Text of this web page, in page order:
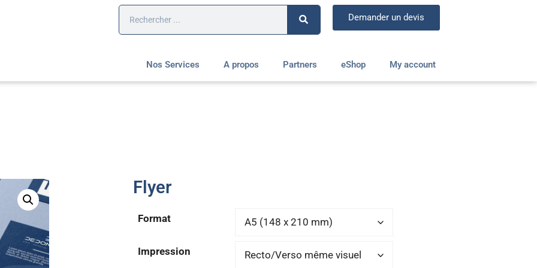
Demander un devis
Nos Services A propos Partners eShop My account
Flyer
Format
Impression